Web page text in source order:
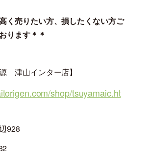
く売りたい方、損したくない方ご
ります＊＊
津山インター店】
shop/tsuyamaic.ht
928